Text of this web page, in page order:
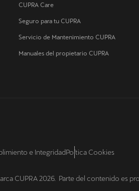
CUPRA Care
Seguro para tu CUPRA
Servicio de Mantenimiento CUPRA
Manuales del propietario CUPRA
e IntegridadPoítica Cookies
CUPRA 2026. Parte del contenido es